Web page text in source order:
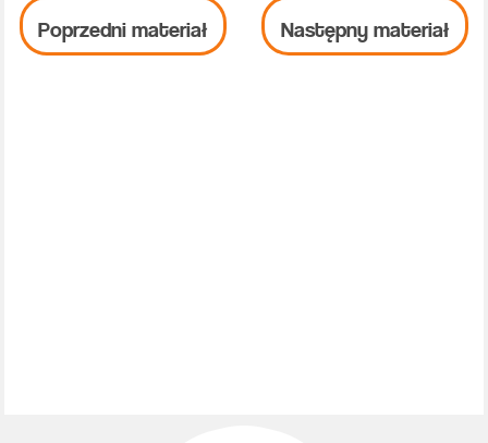
Poprzedni materiał Następny materiał